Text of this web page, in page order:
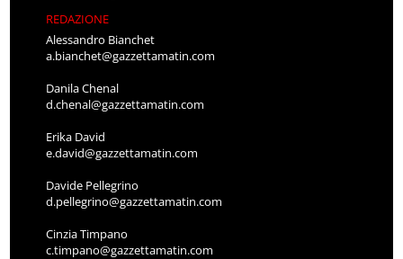
REDAZIONE
Alessandro Bianchet
a.bianchet@gazzettamatin.com
Danila Chenal
d.chenal@gazzettamatin.com
Erika David
e.david@gazzettamatin.com
Davide Pellegrino
d.pellegrino@gazzettamatin.com
Cinzia Timpano
c.timpano@gazzettamatin.com